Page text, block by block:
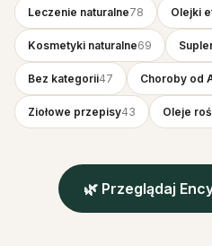
Leczenie naturalne78 Olejki
Kosmetyki naturalne69
Bez kategorii47 Choroby od
Ziołowe przepisy43 Oleje
🌿 Przeglądaj